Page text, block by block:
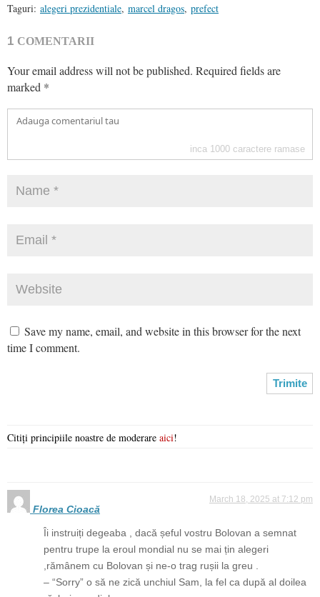
Taguri: alegeri prezidentiale, marcel dragos, prefect
1 COMENTARII
Your email address will not be published. Required fields are
marked *
inca 1000 caractere ramase
Save my name, email, and website in this browser for the next
time I comment.
Citiți principiile noastre de moderare aici!
Florea Cioacă
March 18, 2025 at 7:12 pm
Îi instruiți degeaba , dacă șeful vostru Bolovan a semnat
pentru trupe la eroul mondial nu se mai țin alegeri
,rămânem cu Bolovan și ne-o trag rușii la greu .
– “Sorry” o să ne zică unchiul Sam, la fel ca după al doilea